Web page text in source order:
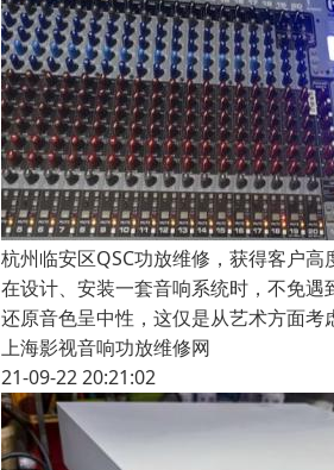
杭州临安区QSC功放维修，获得客户高
在设计、安装一套音响系统时，不免
还原音色呈中性，这仅是从艺术方面
上海影视音响功放维修网
21-09-22 20:21:02